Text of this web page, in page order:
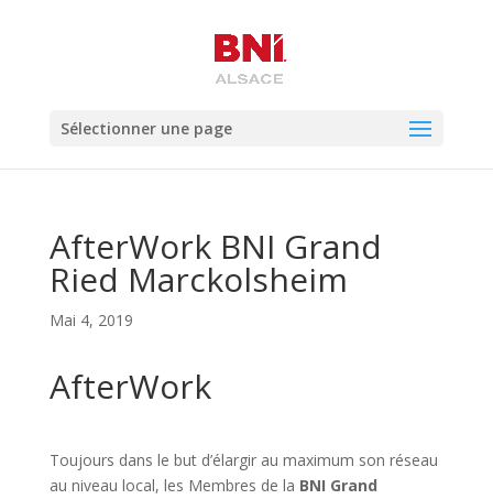
Sélectionner une page
AfterWork BNI Grand
Ried Marckolsheim
Mai 4, 2019
AfterWork
Toujours dans le but d’élargir au maximum son réseau
au niveau local, les Membres de la BNI Grand